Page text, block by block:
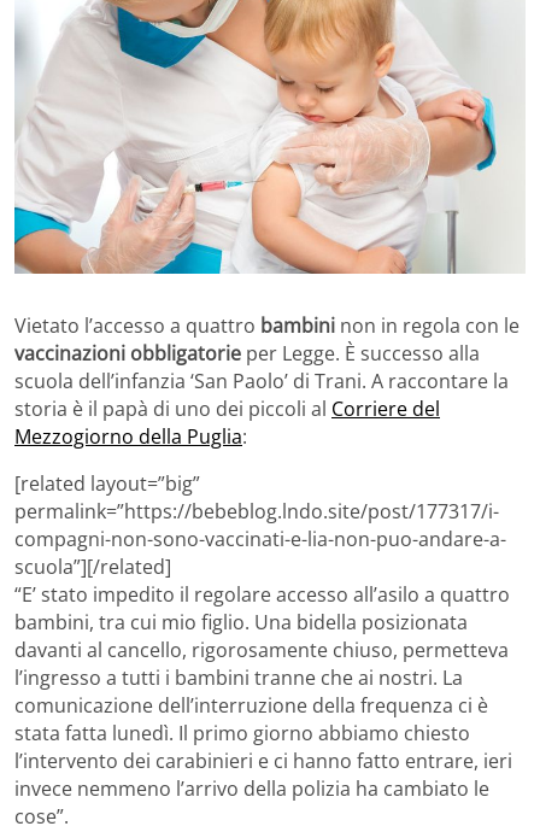
Vietato l’accesso a quattro bambini non in regola con le
vaccinazioni obbligatorie per Legge. È successo alla
scuola dell’infanzia ‘San Paolo’ di Trani. A raccontare la
storia è il papà di uno dei piccoli al Corriere del
Mezzogiorno della Puglia:
[related layout=”big”
permalink=”https://bebeblog.lndo.site/post/177317/i-
compagni-non-sono-vaccinati-e-lia-non-puo-andare-a-
scuola”][/related]
“E’ stato impedito il regolare accesso all’asilo a quattro
bambini, tra cui mio figlio. Una bidella posizionata
davanti al cancello, rigorosamente chiuso, permetteva
l’ingresso a tutti i bambini tranne che ai nostri. La
comunicazione dell’interruzione della frequenza ci è
stata fatta lunedì. Il primo giorno abbiamo chiesto
l’intervento dei carabinieri e ci hanno fatto entrare, ieri
invece nemmeno l’arrivo della polizia ha cambiato le
cose”.